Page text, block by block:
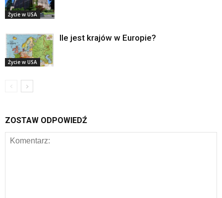
Życie w USA
Życie w USA
Ile jest krajów w Europie?
ZOSTAW ODPOWIEDŹ